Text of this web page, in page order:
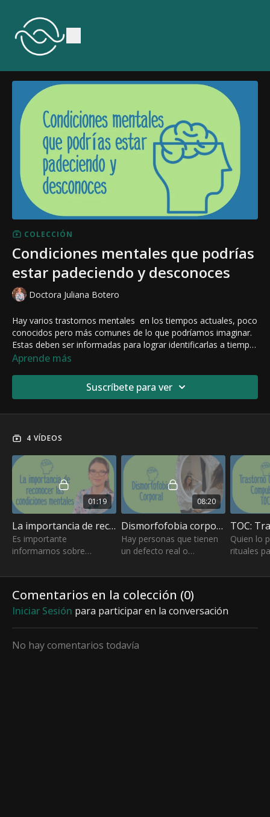
COLECCIÓN
Condiciones mentales que podrías
estar padeciendo y desconoces
Doctora Juliana Botero
Hay varios trastornos mentales en los tiempos actuales, poco
conocidos pero más comunes de lo que podríamos imaginar.
Estas deben ser informadas para lograr identificarlas a tiempo,
ya que alguna persona cercana o tú mismo puede estar
Aprende más
Suscríbete para ver
4 VÍDEOS
01:19
La importancia de reconocer las condiciones mentales
Es importante
informarnos sobre
poco conocidas y detectar
08:20
Dismorfofobia corporal
Hay personas que tienen
un defecto real o
perceptible por otros y
“soluciones” con
comportamiento
Quien lo
rituales
Lavarse
Comentarios en la colección (0)
Iniciar Sesión para participar en la conversación
No hay comentarios todavía